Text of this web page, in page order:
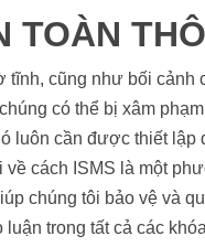
TOÀN
tĩnh, cũng như bối cảnh
có thể bị xâm
luôn cần được thiết
về cách ISMS là một
chúng tôi bảo vệ và
trong tất cả các